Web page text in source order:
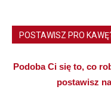
POSTAWISZ PRO
Podoba Ci się to, co
postawisz